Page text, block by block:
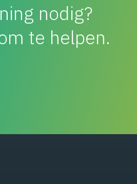
nodig?
te helpen.